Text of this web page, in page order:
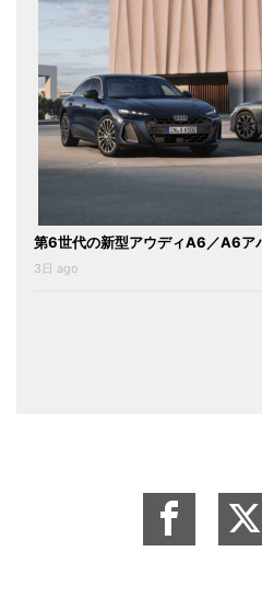
第6世代の新型アウディA6／A6ア
3日 ago